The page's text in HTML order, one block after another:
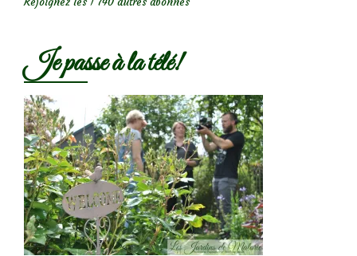
Je passe à la télé!